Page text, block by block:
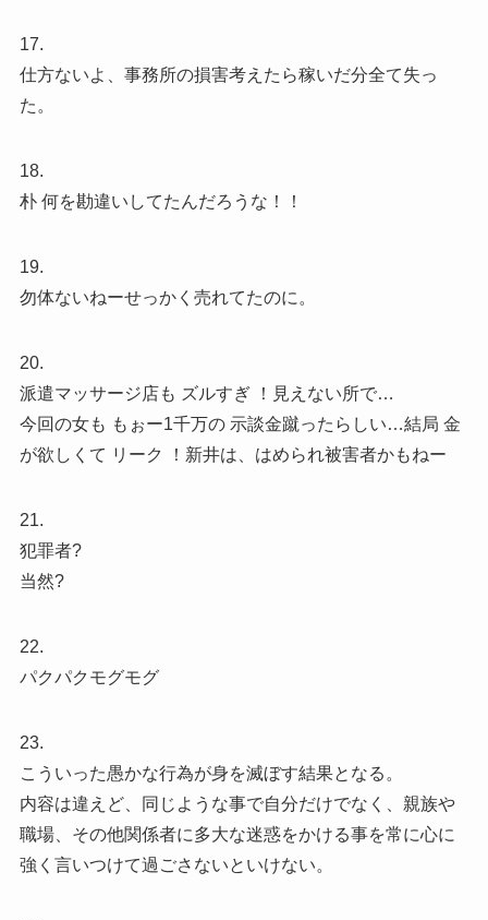
17.
仕方ないよ、事務所の損害考えたら稼いだ分全て失っ
た。
18.
朴 何を勘違いしてたんだろうな！！
19.
勿体ないねーせっかく売れてたのに。
20.
派遣マッサージ店も ズルすぎ ！見えない所で…
今回の女も もぉー1千万の 示談金蹴ったらしい…結局 金
が欲しくて リーク ！新井は、はめられ被害者かもねー
21.
犯罪者?
当然?
22.
パクパクモグモグ
23.
こういった愚かな行為が身を滅ぼす結果となる。
内容は違えど、同じような事で自分だけでなく、親族や
職場、その他関係者に多大な迷惑をかける事を常に心に
強く言いつけて過ごさないといけない。